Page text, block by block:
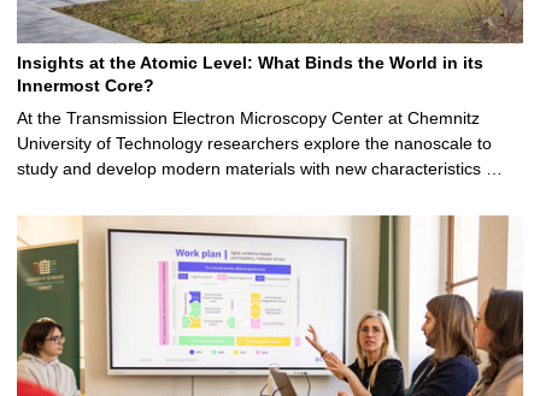
Insights at the Atomic Level: What Binds the World in its
Innermost Core?
At the Transmission Electron Microscopy Center at Chemnitz
University of Technology researchers explore the nanoscale to
study and develop modern materials with new characteristics …